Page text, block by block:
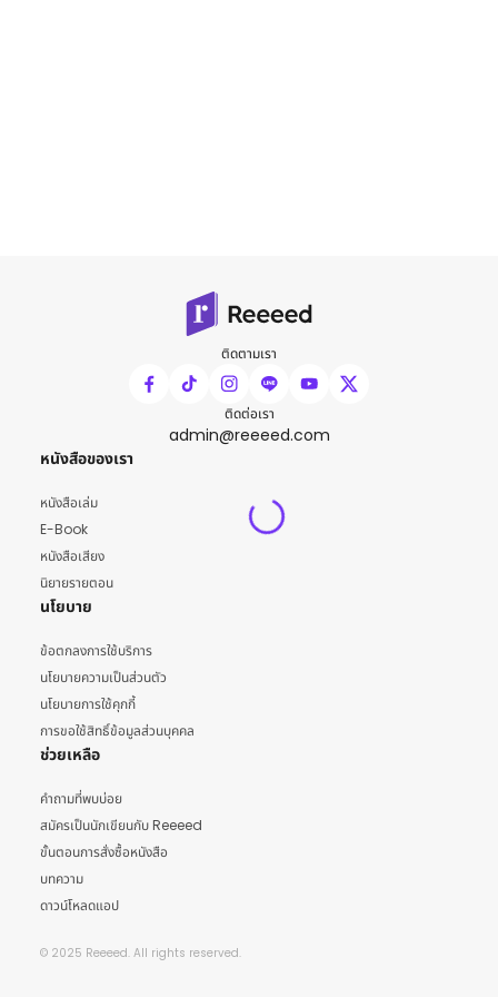
ติดตามเรา
ติดต่อเรา
admin@reeeed.com
หนังสือของเรา
หนังสือเล่ม
E-Book
หนังสือเสียง
นิยายรายตอน
นโยบาย
ข้อตกลงการใช้บริการ
นโยบายความเป็นส่วนตัว
นโยบายการใช้คุกกี้
การขอใช้สิทธิ์ข้อมูลส่วนบุคคล
ช่วยเหลือ
คำถามที่พบบ่อย
สมัครเป็นนักเขียนกับ Reeeed
ขั้นตอนการสั่งซื้อหนังสือ
บทความ
ดาวน์โหลดแอป
© 2025 Reeeed. All rights reserved.